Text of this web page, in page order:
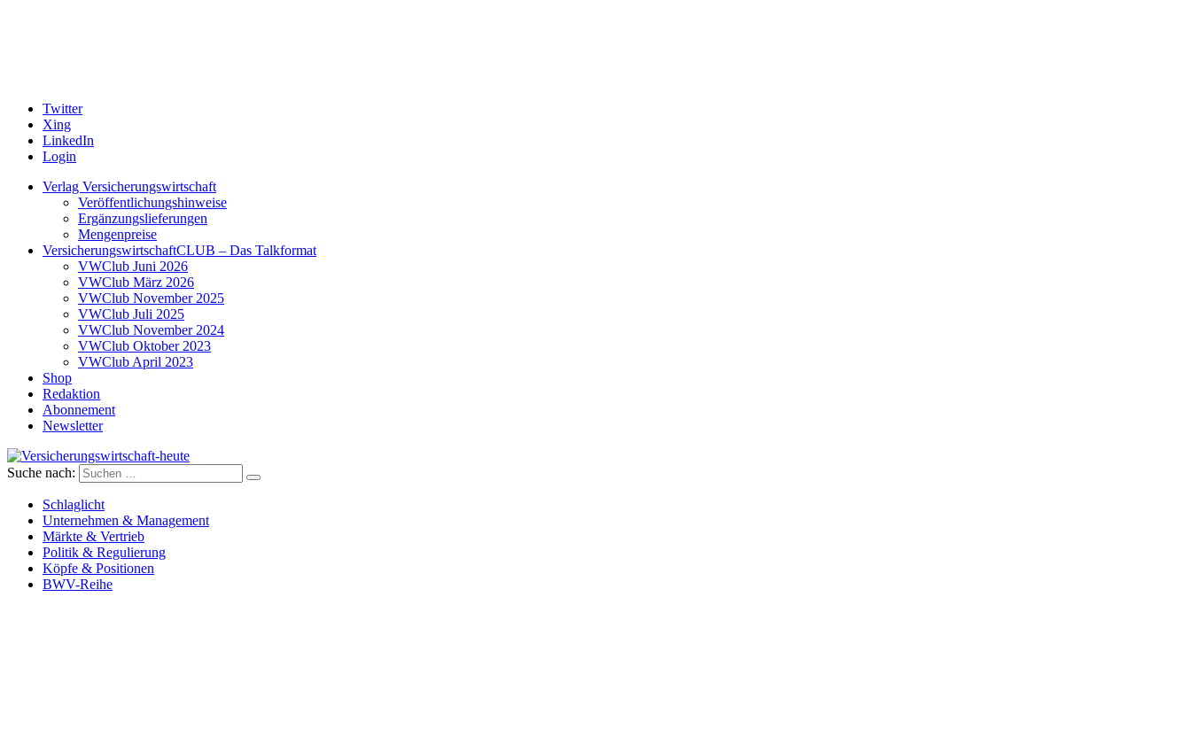
Twitter
Xing
LinkedIn
Login
Verlag Versicherungswirtschaft
Veröffentlichungshinweise
Ergänzungslieferungen
Mengenpreise
VersicherungswirtschaftCLUB – Das Talkformat
VWClub Juni 2026
VWClub März 2026
VWClub November 2025
VWClub Juli 2025
VWClub November 2024
VWClub Oktober 2023
VWClub April 2023
Shop
Redaktion
Abonnement
Newsletter
Versicherungswirtschaft-heute
Suche nach:
Schlaglicht
Unternehmen & Management
Märkte & Vertrieb
Politik & Regulierung
Köpfe & Positionen
BWV-Reihe